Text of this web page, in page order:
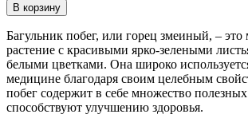
В корзину
Багульник побег, или горец змеиный, – это
растение с красивыми ярко-зелеными
белыми цветками. Она широко
медицине благодаря своим целебным
побег содержит в себе множество
способствуют улучшению здоровья.